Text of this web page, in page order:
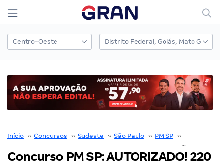
Início ›› Concursos ›› Sudeste ›› São Paulo ›› PM SP ››
Concurso PM SP: AUTORIZADO! 220